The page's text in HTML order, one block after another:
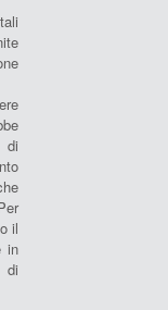
di
il
in